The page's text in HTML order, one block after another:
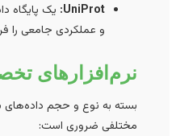
UniProt: یک پایگاه داده
و عملکردی جامعی را فراهم
نرم‌افزارهای
بسته به نوع و حجم داده‌های شما،
مختلفی ضروری است: